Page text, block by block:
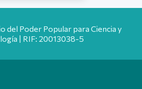
del Poder Popular para Ciencia y
| RIF: 20013038-5